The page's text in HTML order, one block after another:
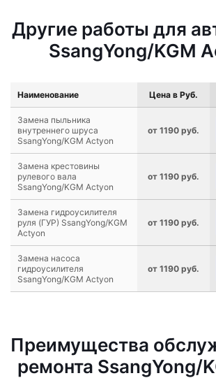
Другие работы для
SsangYong/KGM
Наименование Цена в Руб.
Замена пыльника
внутреннего шруса
SsangYong/KGM Actyon
от 1190 руб.
Замена крестовины
рулевого вала
SsangYong/KGM Actyon
от 1190 руб.
Замена гидроусилителя
руля (ГУР) SsangYong/KGM
Actyon
от 1190 руб.
Замена насоса
гидроусилителя
SsangYong/KGM Actyon
от 1190 руб.
Преимущества
ремонта SsangYong/